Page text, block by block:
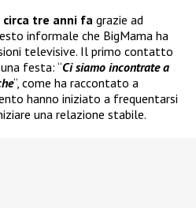
tre anni fa grazie ad
informale che BigMama ha
televisive. Il primo contatto
festa: “Ci siamo incontrate a
“, come ha raccontato a
hanno iniziato a frequentarsi
una relazione stabile.